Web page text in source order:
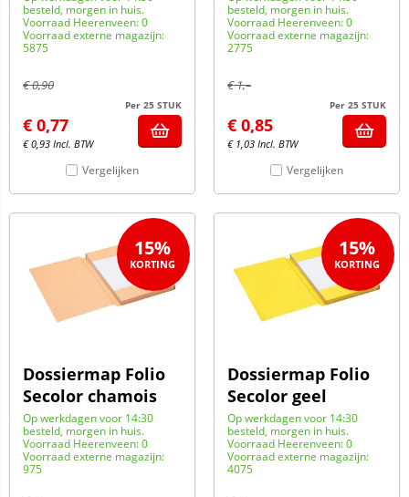
besteld, morgen in huis.
Voorraad Heerenveen: 0
Voorraad externe magazijn:
5875
€0,90
Per 25 STUK
€ 0,77
€0,93 Incl. BTW
Vergelijken
besteld, morgen in huis.
Voorraad Heerenveen: 0
Voorraad externe magazijn:
2775
€1,–
Per 25 STUK
€ 0,85
€ 1,03 Incl. BTW
Vergelijken
Dossiermap Folio
Secolor chamois
Op werkdagen voor 14:30
besteld, morgen in huis.
Voorraad Heerenveen: 0
Voorraad externe magazijn:
975
15%
Dossiermap Folio
Secolor geel
Op werkdagen voor 14:30
besteld, morgen in huis.
Voorraad Heerenveen: 0
Voorraad externe magazijn:
4075
15%